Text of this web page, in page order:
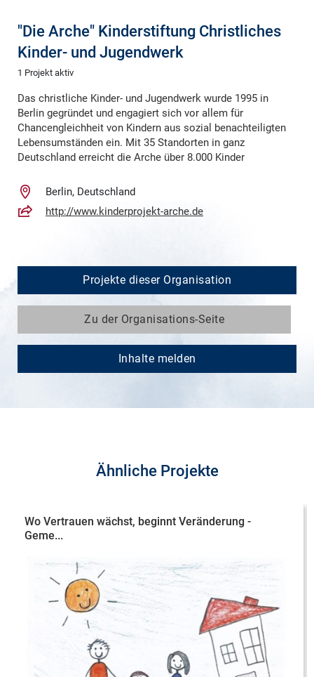
"Die Arche" Kinderstiftung Christliches
Kinder- und Jugendwerk
1 Projekt aktiv
Das christliche Kinder- und Jugendwerk wurde 1995 in
Berlin gegründet und engagiert sich vor allem für
Chancengleichheit von Kindern aus sozial benachteiligten
Lebensumständen ein. Mit 35 Standorten in ganz
Deutschland erreicht die Arche über 8.000 Kinder
Berlin, Deutschland
http://www.kinderprojekt-arche.de
Projekte dieser Organisation
Zu der Organisations-Seite
Inhalte melden
Ähnliche Projekte
Wo Vertrauen wächst, beginnt Veränderung -
Geme...